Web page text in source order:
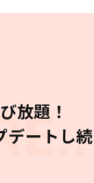
放題！
デートし続